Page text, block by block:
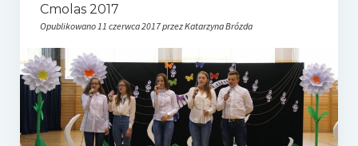
Cmolas 2017
Opublikowano 11 czerwca 2017 przez Katarzyna Brózda